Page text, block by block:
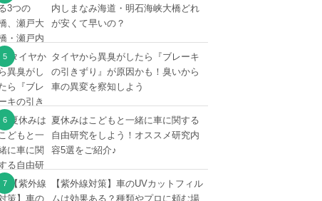
内しまなみ海道・明石海峡大橋どれ
が安くて早いの？
タイヤから異臭がしたら『ブレーキ
の引きずり』が原因かも！臭いから
車の異変を察知しよう
夏休みはこどもと一緒に車に関する
自由研究をしよう！オススメ研究内
容5選をご紹介♪
【紫外線対策】車のUVカットフィル
ムは効果ある？種類やプロに頼む場